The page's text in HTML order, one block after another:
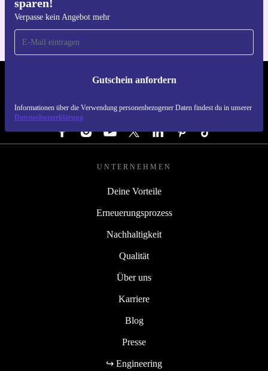
sparen!
Verpasse kein Angebot mehr
Gutschein anfordern
Informationen über die Verwendung personenbezogener Daten findest du in unserer
Datenschutzerklärung
REFURBED ÖSTERREICH - RETHINK NEW.
FOLGE UNS
UNTERNEHMEN
Deine Vorteile
Erneuerungsprozess
Nachhaltigkeit
Qualität
Über uns
Karriere
Blog
Presse
↪ Engineering